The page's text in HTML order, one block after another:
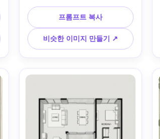
만드세요. 각진 상향식 원근법, 부
드러운 음영, 명확한 방 구분, 세련
된 가구 배치, 따뜻한 중립 톤, 세
련된 프레젠테이션 보드 스타일을
사용하여 읽기 쉬운 컨셉 비주얼을
만들어보세요.
프롬프트 복사
비슷한 이미지 만들기 ↗